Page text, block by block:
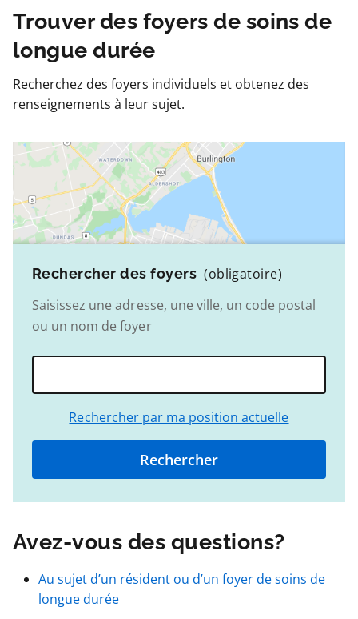
Trouver des foyers de soins de
longue durée
Recherchez des foyers individuels et obtenez des
renseignements à leur sujet.
Rechercher des foyers (obligatoire)
Saisissez une adresse, une ville, un code postal
ou un nom de foyer
Rechercher par ma position actuelle
Avez-vous des questions?
Au sujet d’un résident ou d’un foyer de soins de
longue durée